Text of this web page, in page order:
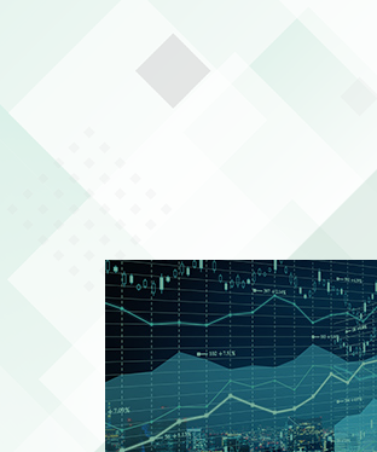
2026/08/03
2026/07/24 PR
2026/07/21 適時開示
2026/07/21 適時開示